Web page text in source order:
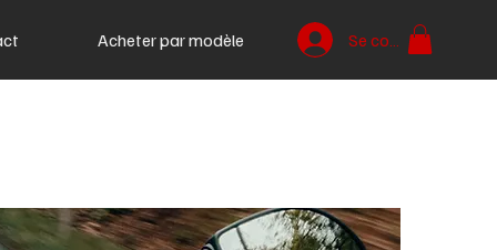
Acheter par modèle Se connecter